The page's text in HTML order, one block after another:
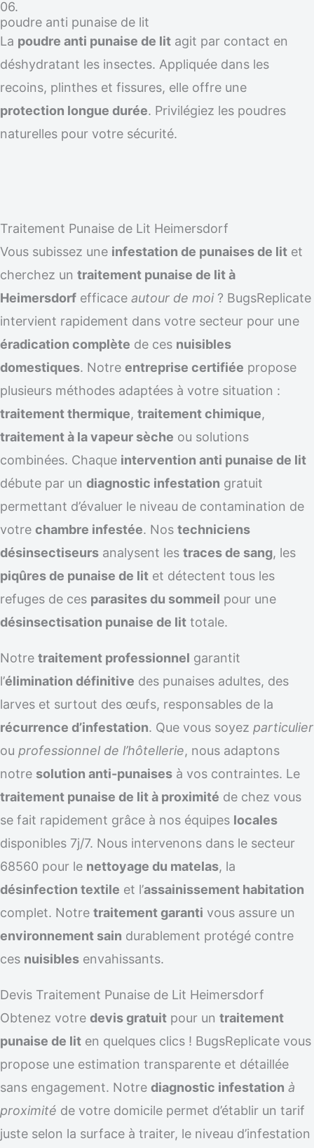
06.
poudre anti punaise de lit
La poudre anti punaise de lit agit par contact en
déshydratant les insectes. Appliquée dans les
recoins, plinthes et fissures, elle offre une
protection longue durée. Privilégiez les poudres
naturelles pour votre sécurité.
Traitement Punaise de Lit Heimersdorf
Vous subissez une infestation de punaises de lit et
cherchez un traitement punaise de lit à
Heimersdorf efficace autour de moi? BugsReplicate
intervient rapidement dans votre secteur pour une
éradication complète de ces nuisibles
domestiques. Notre entreprise certifiée propose
plusieurs méthodes adaptées à votre situation :
traitement thermique, traitement chimique,
traitement à la vapeur sèche ou solutions
combinées. Chaque intervention anti punaise de lit
débute par un diagnostic infestation gratuit
permettant d’évaluer le niveau de contamination de
votre chambre infestée. Nos techniciens
désinsectiseurs analysent les traces de sang, les
piqûres de punaise de lit et détectent tous les
refuges de ces parasites du sommeil pour une
désinsectisation punaise de lit totale.
Notre traitement professionnel garantit
l’élimination définitive des punaises adultes, des
larves et surtout des œufs, responsables de la
récurrence d’infestation. Que vous soyez particulier
ou professionnel de l’hôtellerie, nous adaptons
notre solution anti-punaises à vos contraintes. Le
traitement punaise de lit à proximité de chez vous
se fait rapidement grâce à nos équipes locales
disponibles 7j/7. Nous intervenons dans le secteur
68560 pour le nettoyage du matelas, la
désinfection textile et l’assainissement habitation
complet. Notre traitement garanti vous assure un
environnement sain durablement protégé contre
ces nuisibles envahissants.
Devis Traitement Punaise de Lit Heimersdorf
Obtenez votre devis gratuit pour un traitement
punaise de lit en quelques clics ! BugsReplicate vous
propose une estimation transparente et détaillée
sans engagement. Notre diagnostic infestation à
proximité de votre domicile permet d’établir un tarif
juste selon la surface à traiter, le niveau d’infestation